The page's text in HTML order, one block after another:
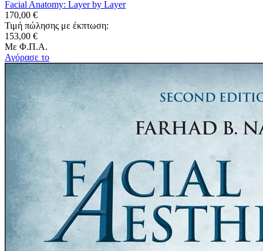
Facial Anatomy: Layer by Layer
170,00 €
Τιμή πώλησης με έκπτωση:
153,00 €
Με Φ.Π.Α.
Αγόρασε το